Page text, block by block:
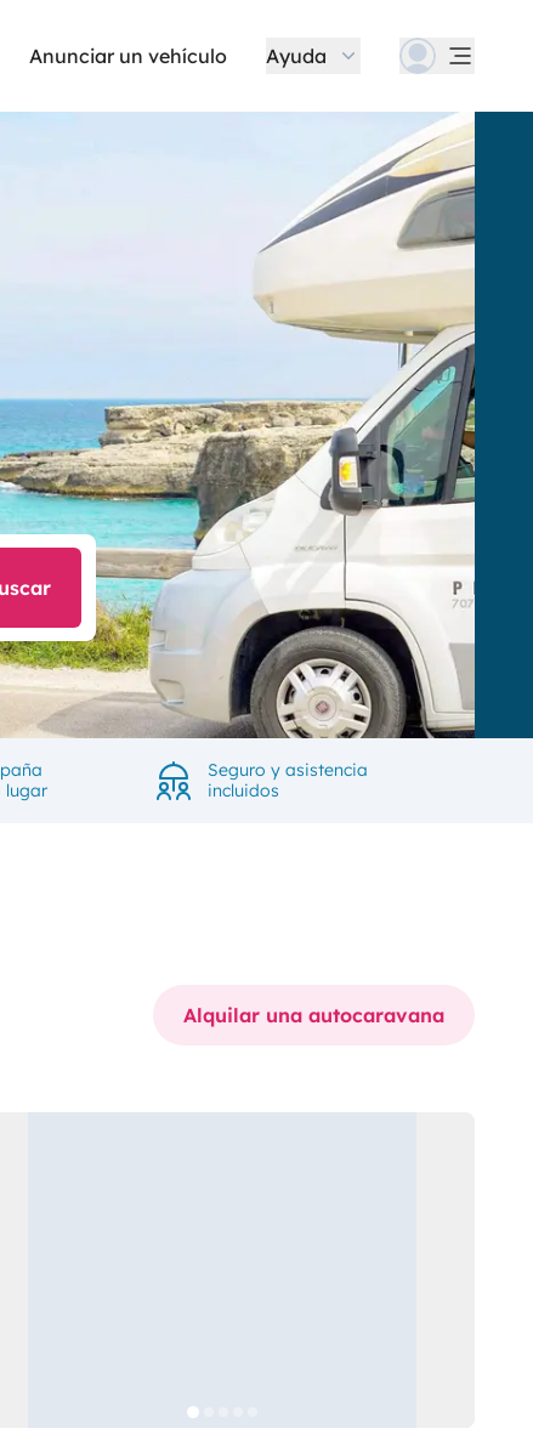
Anunciar un vehículo Ayuda
lugar
Seguro y asistencia
incluidos
Alquilar una autocaravana